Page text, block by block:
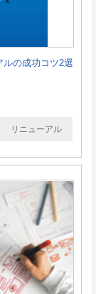
ルの成功コツ2選
リニューアル